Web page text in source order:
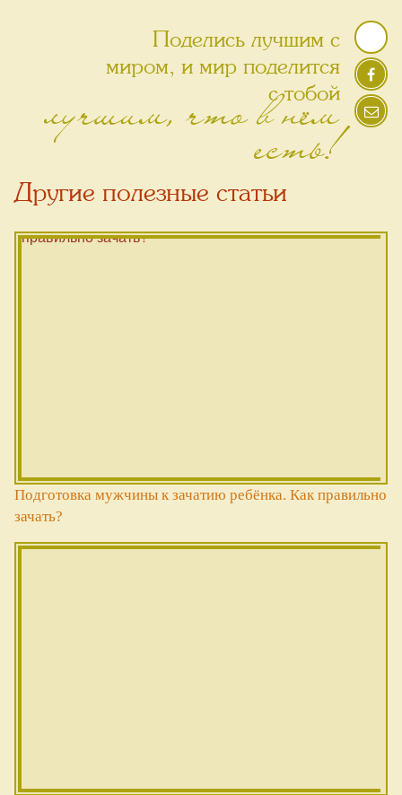
Поделись лучшим с
миром, и мир поделится
с тобой
лучшим, что в нём
есть!
Другие полезные статьи
Подготовка мужчины к зачатию ребёнка. Как правильно
зачать?